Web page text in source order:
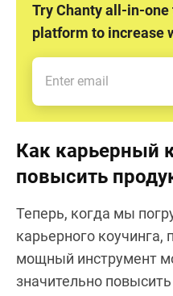
Try Chanty all-in-
platform to increase
Как карьерный
повысить
Теперь, когда мы
карьерного коучинга,
мощный инструмент
значительно